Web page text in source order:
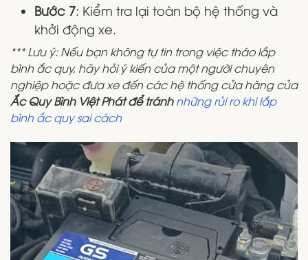
Bước 7: Kiểm tra lại toàn bộ hệ thống và
khởi động xe.
*** Lưu ý: Nếu bạn không tự tin trong việc tháo lắp
bình ắc quy, hãy hỏi ý kiến của một người chuyên
nghiệp hoặc đưa xe đến các hệ thống cửa hàng của
Ắc Quy Bình Việt Phát để tránhnhững rủi ro khi lắp
bình ắc quy sai cách